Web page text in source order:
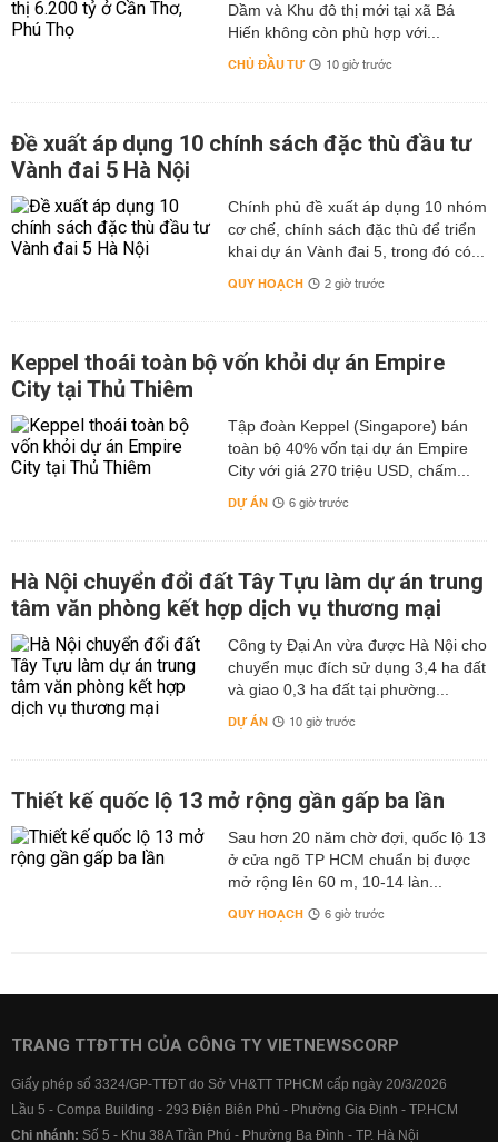
Dầm và Khu đô thị mới tại xã Bá
Hiến không còn phù hợp với...
CHỦ ĐẦU TƯ 10 giờ trước
Đề xuất áp dụng 10 chính sách đặc thù đầu tư
Vành đai 5 Hà Nội
Chính phủ đề xuất áp dụng 10 nhóm
cơ chế, chính sách đặc thù để triển
khai dự án Vành đai 5, trong đó có...
QUY HOẠCH 2 giờ trước
Keppel thoái toàn bộ vốn khỏi dự án Empire
City tại Thủ Thiêm
Tập đoàn Keppel (Singapore) bán
toàn bộ 40% vốn tại dự án Empire
City với giá 270 triệu USD, chấm...
DỰ ÁN 6 giờ trước
Hà Nội chuyển đổi đất Tây Tựu làm dự án trung
tâm văn phòng kết hợp dịch vụ thương mại
Công ty Đại An vừa được Hà Nội cho
chuyển mục đích sử dụng 3,4 ha đất
và giao 0,3 ha đất tại phường...
DỰ ÁN 10 giờ trước
Thiết kế quốc lộ 13 mở rộng gần gấp ba lần
Sau hơn 20 năm chờ đợi, quốc lộ 13
ở cửa ngõ TP HCM chuẩn bị được
mở rộng lên 60 m, 10-14 làn...
QUY HOẠCH 6 giờ trước
TRANG TTĐTTH CỦA CÔNG TY VIETNEWSCORP
Giấy phép số 3324/GP-TTĐT do Sở VH&TT TPHCM cấp ngày 20/3/2026
Lầu 5 - Compa Building - 293 Điện Biên Phủ - Phường Gia Định - TP.HCM
Chi nhánh: Số 5 - Khu 38A Trần Phú - Phường Ba Đình - TP. Hà Nội